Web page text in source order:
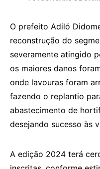
O prefeito Adiló
reconstrução do
severamente atingido
os maiores danos
onde lavouras foram
fazendo o replantio
abastecimento de
desejando sucesso às
A edição 2024 terá